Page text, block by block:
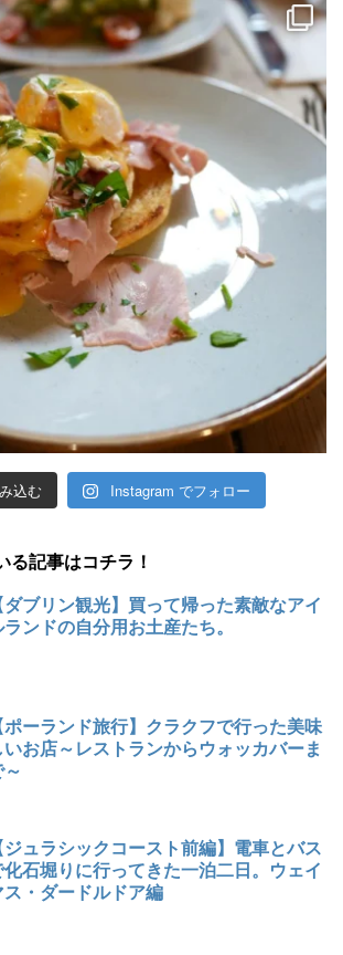
込む Instagram でフォロー
る記事はコチラ！
ダブリン観光】買って帰った素敵なアイ
ンドの自分用お土産たち。
ポーランド旅行】クラクフで行った美味
いお店～レストランからウォッカバーま
ジュラシックコースト前編】電車とバス
石堀りに行ってきた一泊二日。ウェイ
ス・ダードルドア編